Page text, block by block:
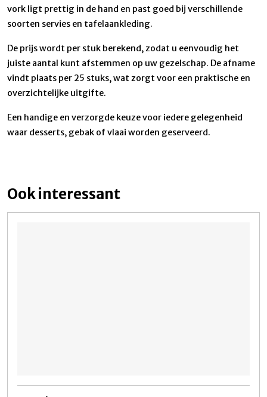
vork ligt prettig in de hand en past goed bij verschillende
soorten servies en tafelaankleding.
De prijs wordt per stuk berekend, zodat u eenvoudig het
juiste aantal kunt afstemmen op uw gezelschap. De afname
vindt plaats per 25 stuks, wat zorgt voor een praktische en
overzichtelijke uitgifte.
Een handige en verzorgde keuze voor iedere gelegenheid
waar desserts, gebak of vlaai worden geserveerd.
Ook interessant